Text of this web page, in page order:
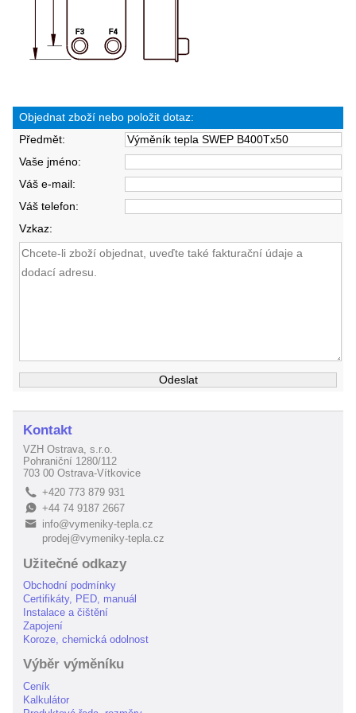
Objednat zboží nebo položit dotaz:
Předmět:
Vaše jméno:
Váš e-mail:
Váš telefon:
Vzkaz:
Kontakt
VZH Ostrava, s.r.o.
Pohraniční 1280/112
703 00 Ostrava-Vítkovice
L +420 773 879 931
E+44 74 9187 2667
B
info@vymeniky-tepla.cz
prodej@vymeniky-tepla.cz
Užitečné odkazy
Obchodní podmínky
Certifikáty, PED, manuál
Instalace a čištění
Zapojení
Koroze, chemická odolnost
Výběr výměníku
Ceník
Kalkulátor